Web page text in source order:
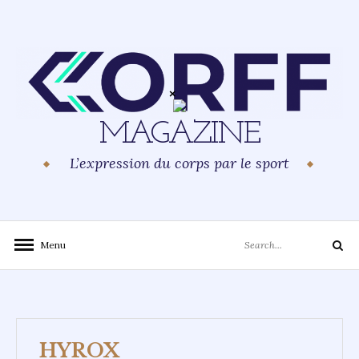
MAGAZINE
L’expression du corps par le sport
Menu
for:
Search
HYROX